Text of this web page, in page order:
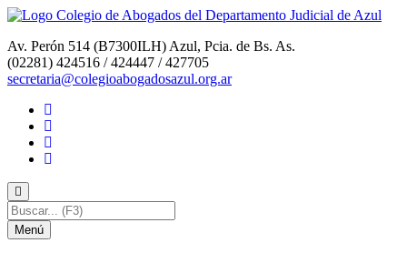
Av. Perón 514 (B7300ILH) Azul, Pcia. de Bs. As.
(02281) 424516 / 424447 / 427705
secretaria@colegioabogadosazul.org.ar
Menú